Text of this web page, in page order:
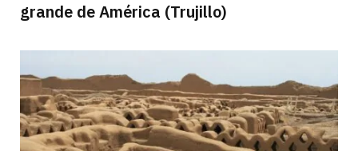
grande de América (Trujillo)